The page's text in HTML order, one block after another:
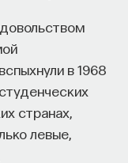
в 1968
странах,
левые,